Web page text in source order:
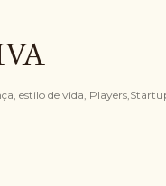
estilo de vida,